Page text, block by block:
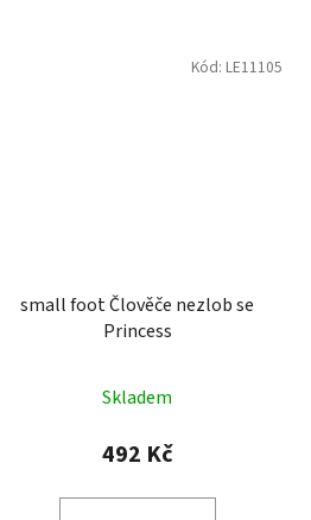
small foot Člověče nezlob se
Princess
Skladem
492 Kč
Kód: LE11105